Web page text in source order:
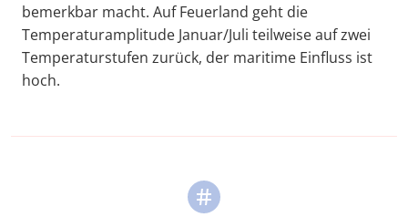
bemerkbar macht. Auf Feuerland geht die
Temperaturamplitude Januar/Juli teilweise auf zwei
Temperaturstufen zurück, der maritime Einfluss ist
hoch.